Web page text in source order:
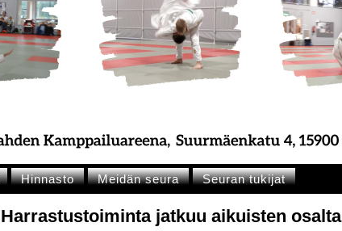
Hinnasto Meidän seura Seuran tukijat
Harrastustoiminta jatkuu aikuisten osalta